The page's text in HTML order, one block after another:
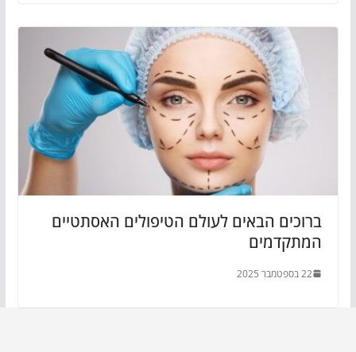
ברוכים הבאים לעולם הטיפולים האסתטיים
המתקדמים
22 בספטמבר 2025